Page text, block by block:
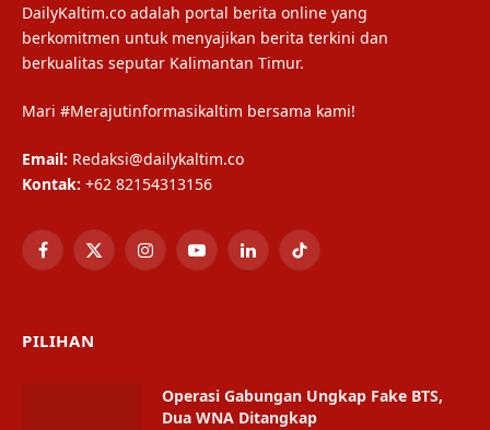
DailyKaltim.co adalah portal berita online yang
berkomitmen untuk menyajikan berita terkini dan
berkualitas seputar Kalimantan Timur.
Mari #Merajutinformasikaltim bersama kami!
Email: Redaksi@dailykaltim.co
Kontak: +62 82154313156
Facebook
X
InstagramYouTubeLinkedInTikTok
PILIHAN
Operasi Gabungan Ungkap Fake BTS,
Dua WNA Ditangkap